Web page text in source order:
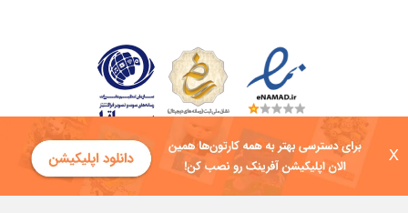
X
کلیه حقوق این سایت به شرکت توسعه فناوی هفت آسمان توکان تعلق دارد و